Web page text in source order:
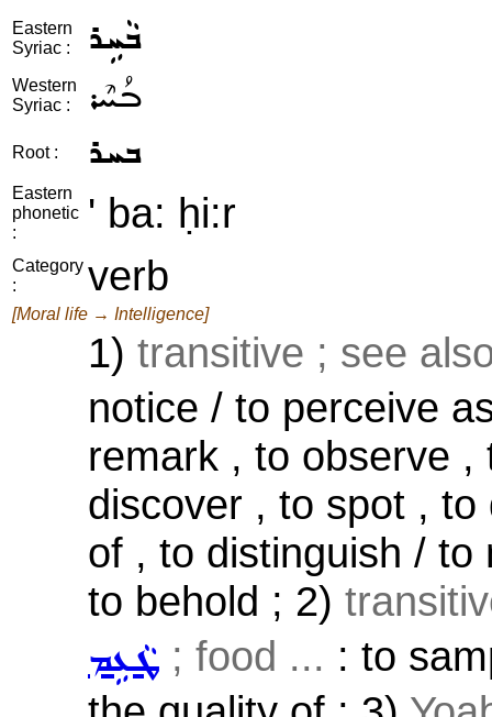
Eastern
Syriac :
ܒܵܚܹܪ
Western
Syriac :
ܒܳܚܶܪ
Root : ܒܚܪ
Eastern
phonetic
:
' ba: ḥi:r
Category
:
verb
[Moral life → Intelligence]
1) transitive ; see
notice / to perceive
remark , to observe
discover , to spot ,
of , to distinguish /
to behold ; 2)
ܛܵܥܹܡ ; food ... : to